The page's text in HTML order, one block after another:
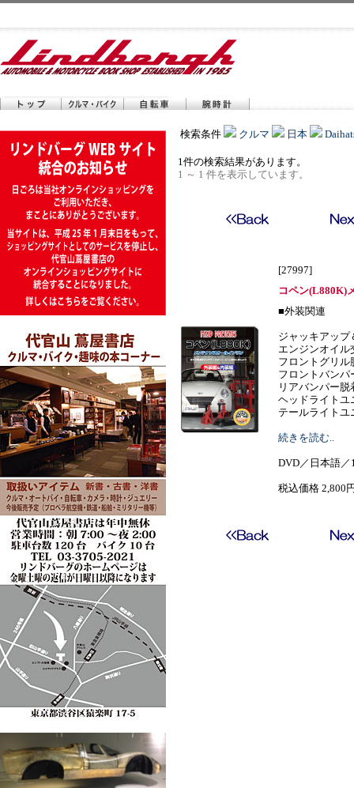
検索条件 クルマ 日本
1件の検索結果があります。
1 ～ 1 件を表示しています。
[27997]
コペン(L880K)
■外装関連
ジャッキアップ
エンジンオイル
フロントグリル
フロントバンパ
リアバンパー脱
ヘッドライトユ
テールライトユ
続きを読む..
DVD／日本語／
税込価格 2,800